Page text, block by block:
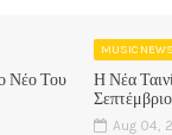
Νέο Του
MUSIC NEWS
Η Νέα
Aug 04,